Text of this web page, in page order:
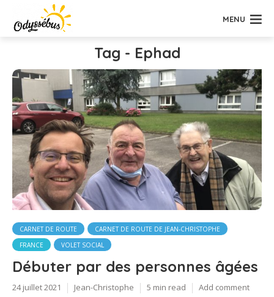
MENU
Tag - Ephad
CARNET DE ROUTE
CARNET DE ROUTE DE JEAN-CHRISTOPHE
FRANCE
VOLET SOCIAL
Débuter par des personnes âgées
24 juillet 2021 Jean-Christophe 5 min read Add comment